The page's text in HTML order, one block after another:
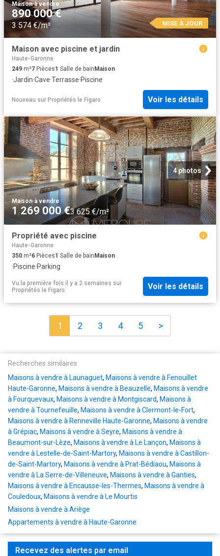
Maison·à vendre
890 000 €
3 574 €/m² MISE À JOUR
Maison avec piscine et jardin
Haute-Garonne
249 m²7 Pièces1 Salle de bain Maison
·Jardin·Cave·Terrasse·Piscine
Nouveau sur Propriétés le Figaro Voir les détails
4 photos
Maison·à vendre
1 269 000 €3 625 €/m²
Propriété avec piscine
Haute-Garonne
350 m²6 Pièces1 Salle de bainMaison
·Piscine·Parking
Vu la première fois il y a 2 semaines sur
Propriétés le Figaro
Voir les détails
1 2 3 4 5 >
Recherches similaires
Maisons à vendre à Launaguet, Maisons à vendre à Fenouillet
Haute-Garonne, Maisons à vendre à Beauzelle, Maisons à vendre
à Fourquevaux, Maisons à vendre à Montgiscard, Maisons à
vendre à Tournefeuille, Maisons à vendre à Clermont-le-Fort,
Maisons à vendre à Renneville Haute-Garonne, Maisons à vendre
à Grépiac, Maisons à vendre à Seyre, Maisons à vendre à
Beaumont-sur-Lèze, Maisons à vendre à Le Lançon, Maisons à
vendre à Lestelle-de-Saint-Martory, Maisons à vendre à Castillon-
de-Saint-Martory, Maisons à vendre à Prat-Bédiaou, Maisons à
vendre à La Serre-de-Villeneuve, Maisons à vendre à Ganties,
Maisons à vendre à Encausse-les-Thermes, Maisons à vendre à
Couledoux, Maisons à vendre à Le Mourtis
Maisons à vendre à Ariège
Appartements à vendre à Haute-Garonne
Recevez des alertes par email